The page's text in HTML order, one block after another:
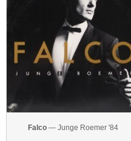
Falco — Junge Roemer '84